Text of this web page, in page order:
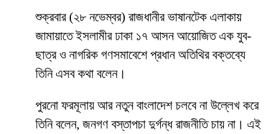
শুক্রবার (২৮ নভেম্বর) রাজধানীর ভাষানটেক এলাকায়
জামায়াতে ইসলামীর ঢাকা ১৭ আসন আয়োজিত এক যুব-
ছাত্র ও নাগরিক গণসমাবেশে প্রধান অতিথির বক্তব্যে
তিনি এসব কথা বলেন।
পুরনো ফরমূলায় আর নতুন বাংলাদেশ চলবে না উল্লেখ করে
তিনি বলেন, জনগণ বস্তাপচা দুর্গন্ধ রাজনীতি চায় না। এই